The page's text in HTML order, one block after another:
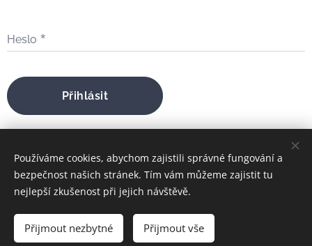
Heslo
Přihlásit
bratrfilip@gmail.com
FILIP MARIA ŠTOJDL
Používáme cookies, abychom zajistili správné fungování a
bezpečnost našich stránek. Tím vám můžeme zajistit tu
nejlepší zkušenost při jejich návštěvě.
Přijmout nezbytné Přijmout vše